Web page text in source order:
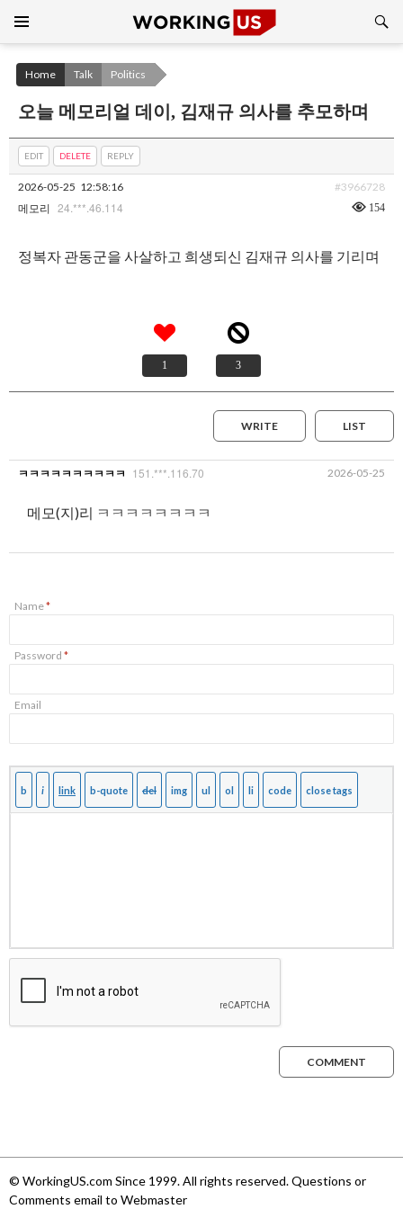
CONTENT
Home Talk Politics
오늘 메모리얼 데이, 김재규 의사를 추모하며
EDIT DELETE REPLY
2026-05-25 12:58:16 #3966728
메모리 24.***.46.114 154
정복자 관동군을 사살하고 희생되신 김재규 의사를 기리며
1 3
LIST
WRITE
ㅋㅋㅋㅋㅋㅋㅋㅋㅋㅋ 151.***.116.70 2026-05-25
메모(지)리 ㅋㅋㅋㅋㅋㅋㅋㅋ
Name*
Password *
Email
COMMENT
© WorkingUS.com Since 1999. All rights reserved. Questions or
Comments email to Webmaster